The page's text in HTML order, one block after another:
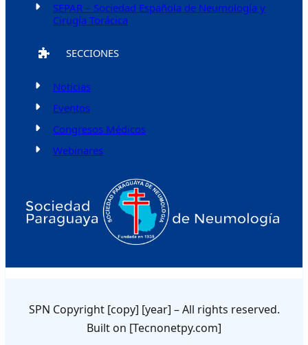
SEPAR – Sociedad Española de Neumología y
Cirugía Torácica
SECCIONES
Noticias
Eventos
Congresos Médicos
Webinares
SPN Copyright [copy] [year] – All rights reserved.
Built on [Tecnonetpy.com]